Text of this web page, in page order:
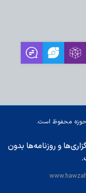
حوزه محفوظ است.
و روزنامه‌ها بدون